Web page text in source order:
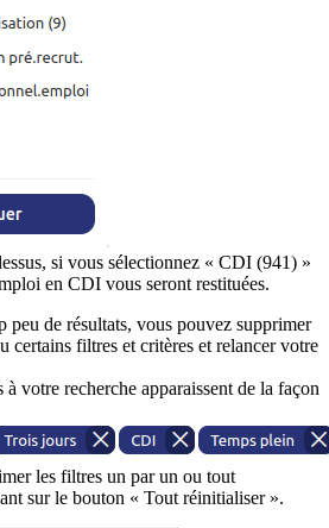
si vous sélectionnez « CDI (941) »
en CDI vous seront restituées.
peu de résultats, vous pouvez supprimer
certains filtres et critères et relancer votre
votre recherche apparaissent de la façon
les filtres un par un ou tout
sur le bouton « Tout réinitialiser ».